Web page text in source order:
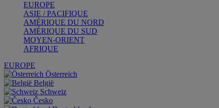
EUROPE
ASIE / PACIFIQUE
AMÉRIQUE DU NORD
AMÉRIQUE DU SUD
MOYEN-ORIENT
AFRIQUE
EUROPE
Österreich
België
Schweiz
Česko